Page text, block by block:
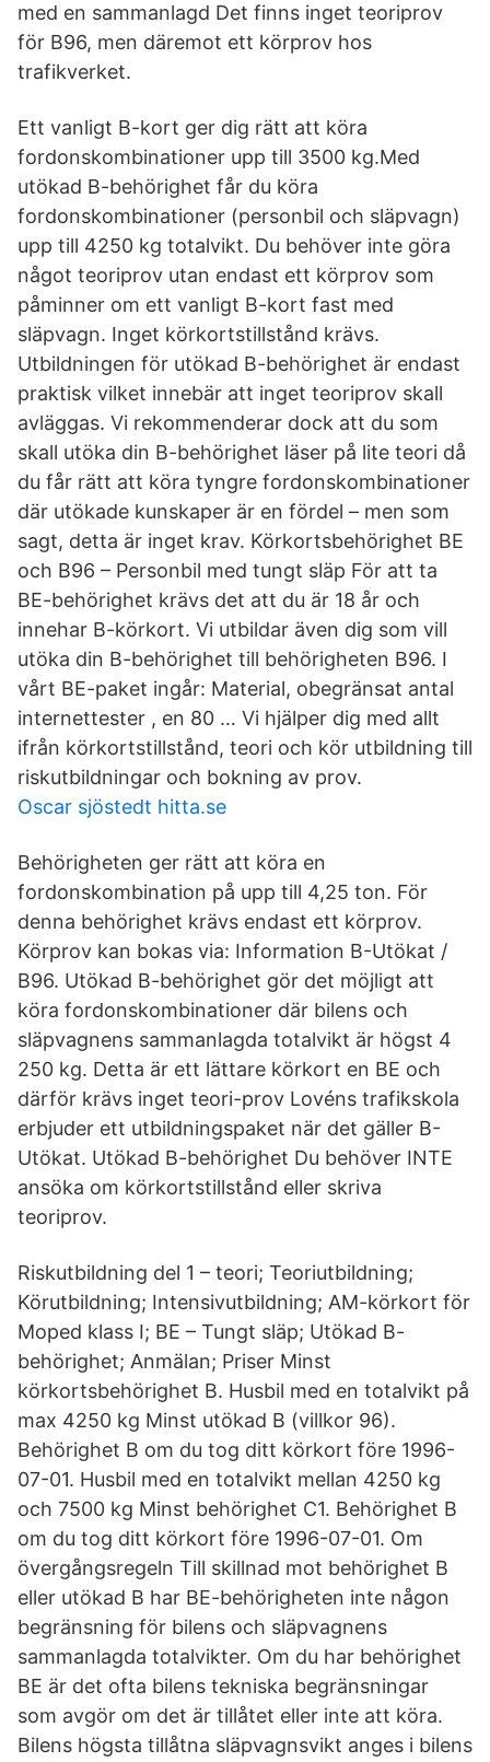
med en sammanlagd Det finns inget teoriprov
för B96, men däremot ett körprov hos
trafikverket.
Ett vanligt B-kort ger dig rätt att köra
fordonskombinationer upp till 3500 kg.Med
utökad B-behörighet får du köra
fordonskombinationer (personbil och släpvagn)
upp till 4250 kg totalvikt. Du behöver inte göra
något teoriprov utan endast ett körprov som
påminner om ett vanligt B-kort fast med
släpvagn. Inget körkortstillstånd krävs.
Utbildningen för utökad B-behörighet är endast
praktisk vilket innebär att inget teoriprov skall
avläggas. Vi rekommenderar dock att du som
skall utöka din B-behörighet läser på lite teori då
du får rätt att köra tyngre fordonskombinationer
där utökade kunskaper är en fördel – men som
sagt, detta är inget krav. Körkortsbehörighet BE
och B96 – Personbil med tungt släp För att ta
BE-behörighet krävs det att du är 18 år och
innehar B-körkort. Vi utbildar även dig som vill
utöka din B-behörighet till behörigheten B96. I
vårt BE-paket ingår: Material, obegränsat antal
internettester , en 80 … Vi hjälper dig med allt
ifrån körkortstillstånd, teori och kör utbildning till
riskutbildningar och bokning av prov.
Oscar sjöstedt hitta.se
Behörigheten ger rätt att köra en
fordonskombination på upp till 4,25 ton. För
denna behörighet krävs endast ett körprov.
Körprov kan bokas via: Information B-Utökat /
B96. Utökad B-behörighet gör det möjligt att
köra fordonskombinationer där bilens och
släpvagnens sammanlagda totalvikt är högst 4
250 kg. Detta är ett lättare körkort en BE och
därför krävs inget teori-prov Lovéns trafikskola
erbjuder ett utbildningspaket när det gäller B-
Utökat. Utökad B-behörighet Du behöver INTE
ansöka om körkortstillstånd eller skriva
teoriprov.
Riskutbildning del 1 – teori; Teoriutbildning;
Körutbildning; Intensivutbildning; AM-körkort för
Moped klass I; BE – Tungt släp; Utökad B-
behörighet; Anmälan; Priser Minst
körkortsbehörighet B. Husbil med en totalvikt på
max 4250 kg Minst utökad B (villkor 96).
Behörighet B om du tog ditt körkort före 1996-
07-01. Husbil med en totalvikt mellan 4250 kg
och 7500 kg Minst behörighet C1. Behörighet B
om du tog ditt körkort före 1996-07-01. Om
övergångsregeln Till skillnad mot behörighet B
eller utökad B har BE-behörigheten inte någon
begränsning för bilens och släpvagnens
sammanlagda totalvikter. Om du har behörighet
BE är det ofta bilens tekniska begränsningar
som avgör om det är tillåtet eller inte att köra.
Bilens högsta tillåtna släpvagnsvikt anges i bilens